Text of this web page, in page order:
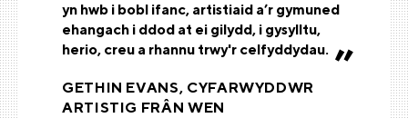
yn hwb i bobl ifanc, artistiaid a’r gymuned
ehangach i ddod at ei gilydd, i gysylltu,
herio, creu a rhannu trwy'r celfyddydau.
GETHIN EVANS, CYFARWYDDWR
ARTISTIG FRÂN WEN